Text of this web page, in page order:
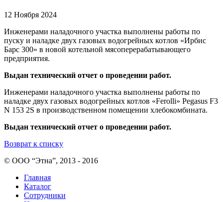
12 Ноября 2024
Инженерами наладочного участка выполнены работы по
пуску и наладке двух газовых водогрейных котлов «Ирбис
Барс 300» в новой котельной мясоперерабатывающего
предприятия.
Выдан технический отчет о проведении работ.
Инженерами наладочного участка выполнены работы по
наладке двух газовых водогрейных котлов «Ferolli» Pegasus F3
N 153 2S в производственном помещении хлебокомбината.
Выдан технический отчет о проведении работ.
Возврат к списку
© ООО “Этна”, 2013 - 2016
Главная
Каталог
Сотрудники